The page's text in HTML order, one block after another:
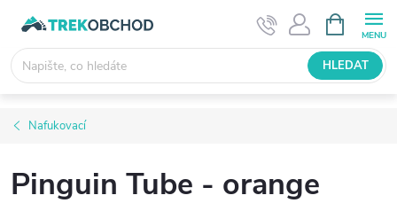
obsah
NÁKUPNÍ
KOŠÍK
HLEDAT
Nafukovací
Pinguin Tube - orange